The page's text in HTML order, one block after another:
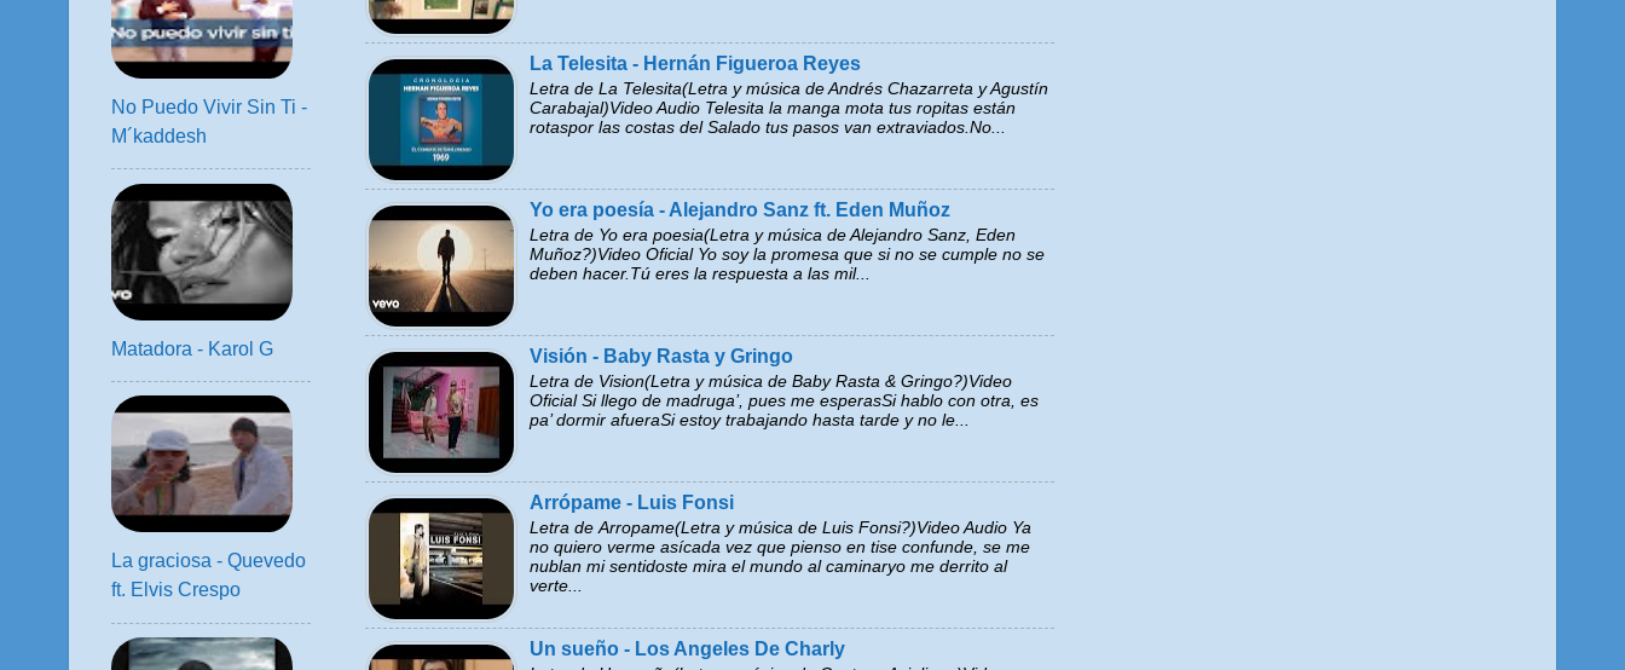
La Telesita - Hernán Figueroa Reyes
Letra de La Telesita(Letra y música de Andrés Chazarreta y Agustín
Carabajal)Video Audio Telesita la manga mota tus ropitas están
rotaspor las costas del Salado tus pasos van extraviados.No...
Yo era poesía - Alejandro Sanz ft. Eden Muñoz
Letra de Yo era poesia(Letra y música de Alejandro Sanz, Eden
Muñoz?)Video Oficial Yo soy la promesa que si no se cumple no se
deben hacer.Tú eres la respuesta a las mil...
Visión - Baby Rasta y Gringo
Letra de Vision(Letra y música de Baby Rasta & Gringo?)Video
Oficial Si llego de madruga’, pues me esperasSi hablo con otra, es
pa’ dormir afueraSi estoy trabajando hasta tarde y no le...
Arrópame - Luis Fonsi
Letra de Arropame(Letra y música de Luis Fonsi?)Video Audio Ya
no quiero verme asícada vez que pienso en tise confunde, se me
nublan mi sentidoste mira el mundo al caminaryo me derrito al
verte...
Un sueño - Los Angeles De Charly
No Puedo Vivir Sin Ti -
M´kaddesh
Matadora - Karol G
La graciosa - Quevedo
ft. Elvis Crespo